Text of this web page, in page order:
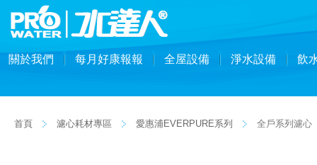
關於我們 每月好康報報 全屋設備 淨水設備 飲
首頁 濾心耗材專區 愛惠浦EVERPURE系列 全戶系列濾心